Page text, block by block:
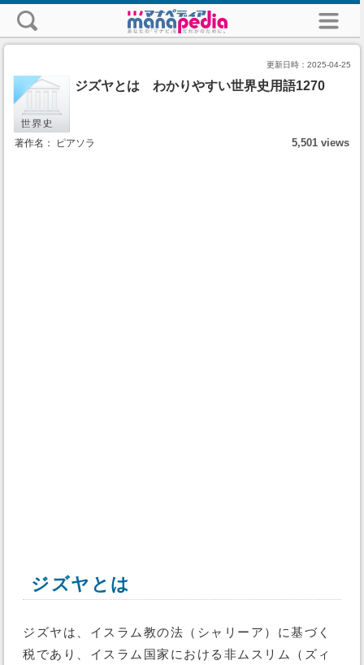
更新日時： 2025-04-25
ジズヤとは わかりやすい世界史用語1270
著作名： ピアソラ 5,501 views
ジズヤとは
ジズヤは、イスラム教の法（シャリーア）に基づく
税であり、イスラム国家における非ムスリム（ズィ